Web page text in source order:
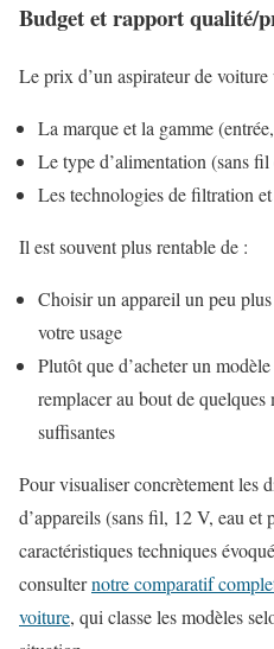
Budget et rapport qualité/
Le prix d’un aspirateur de
La marque et la gamme
Le type d’alimentation (sans
Les technologies de filtration
Il est souvent plus rentable de :
Choisir un appareil un peu
votre usage
Plutôt que d’acheter un
remplacer au bout de
suffisantes
Pour visualiser concrètement les
d’appareils (sans fil, 12 V, eau et
caractéristiques techniques
consulternotre comparatif
voiture, qui classe les modèles